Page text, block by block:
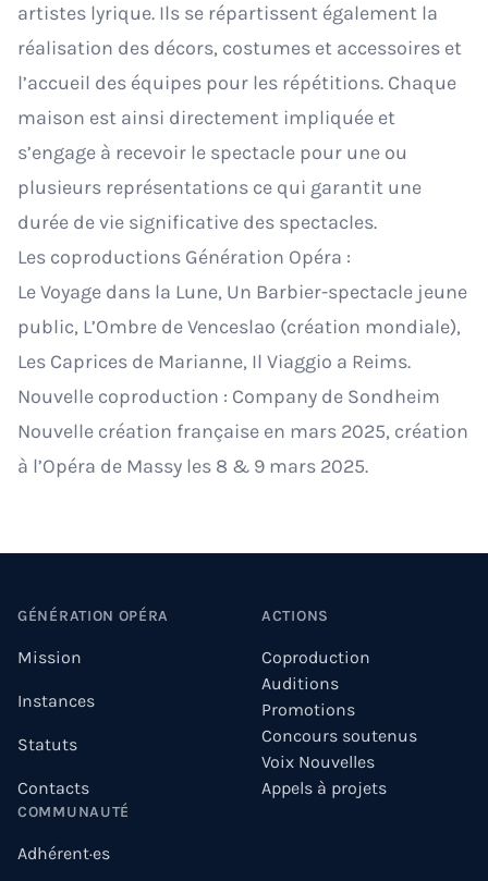
artistes lyrique. Ils se répartissent également la
réalisation des décors, costumes et accessoires et
l’accueil des équipes pour les répétitions. Chaque
maison est ainsi directement impliquée et
s’engage à recevoir le spectacle pour une ou
plusieurs représentations ce qui garantit une
durée de vie significative des spectacles.
Les coproductions Génération Opéra :
Le Voyage dans la Lune, Un Barbier-spectacle jeune
public, L’Ombre de Venceslao (création mondiale),
Les Caprices de Marianne, Il Viaggio a Reims.
Nouvelle coproduction : Company de Sondheim
Nouvelle création française en mars 2025, création
à l’Opéra de Massy les 8 & 9 mars 2025.
GÉNÉRATION OPÉRA
Mission
Instances
Statuts
Contacts
COMMUNAUTÉ
Adhérent·es
ACTIONS
Coproduction
Auditions
Promotions
Concours soutenus
Voix Nouvelles
Appels à projets